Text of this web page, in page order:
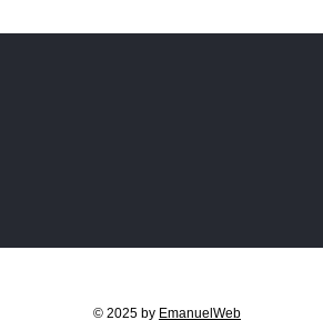
© 2025 by EmanuelWeb